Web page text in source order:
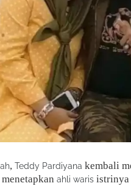
, Teddy Pardiyana kembali
ahli waris istrinya